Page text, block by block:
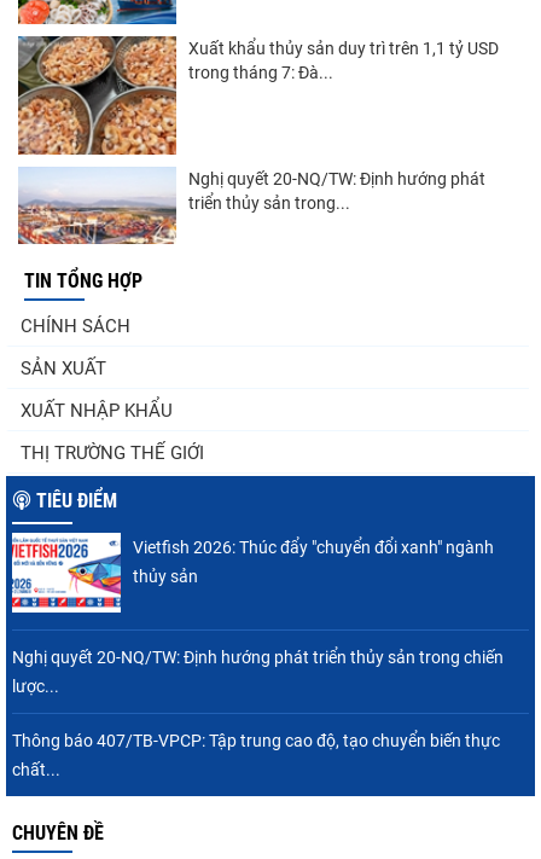
Xuất khẩu thủy sản duy trì trên 1,1 tỷ USD
trong tháng 7: Đà...
Nghị quyết 20-NQ/TW: Định hướng phát
triển thủy sản trong...
Thuế Mục 301 và bài toán thích ứng của
tôm Việt tại thị...
Xuất khẩu cá tra sang CPTPP: Mở rộng cơ
TIN TỔNG HỢP
CHÍNH SÁCH
SẢN XUẤT
XUẤT NHẬP KHẨU
THỊ TRƯỜNG THẾ GIỚI
TIÊU ĐIỂM
Vietfish 2026: Thúc đẩy "chuyển đổi xanh" ngành
thủy sản
Nghị quyết 20-NQ/TW: Định hướng phát triển thủy sản trong chiến
lược...
Thông báo 407/TB-VPCP: Tập trung cao độ, tạo chuyển biến thực
chất...
CHUYÊN ĐỀ